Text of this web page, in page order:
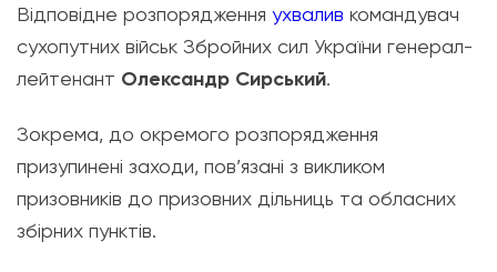
Відповідне розпорядження ухвалив командувач
сухопутних військ Збройних сил України генерал-
лейтенант Олександр Сирський.
Зокрема, до окремого розпорядження
призупинені заходи, пов’язані з викликом
призовників до призовних дільниць та обласних
збірних пунктів.